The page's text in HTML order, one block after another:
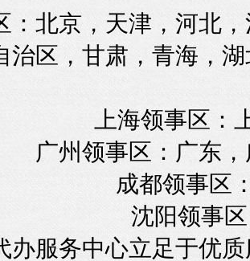
：北京，天津，河北
治区，甘肃，青海，
上海领事区：
广州领事区：广东
成都领事区
沈阳领事
办服务中心立足于优